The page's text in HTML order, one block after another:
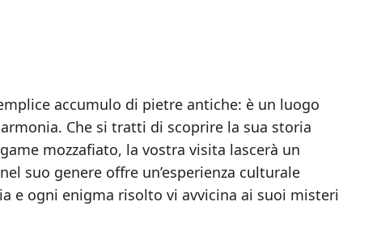
accumulo di pietre antiche: è un luogo
Che si tratti di scoprire la sua storia
mozzafiato, la vostra visita lascerà un
suo genere offre un’esperienza culturale
e ogni enigma risolto vi avvicina ai suoi misteri